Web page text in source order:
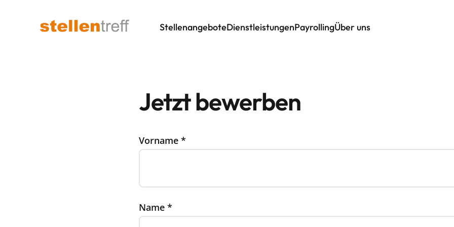
StellenangeboteDienstleistungenPayrollingÜber uns
Jetzt bewerben
Vorname *
Name *